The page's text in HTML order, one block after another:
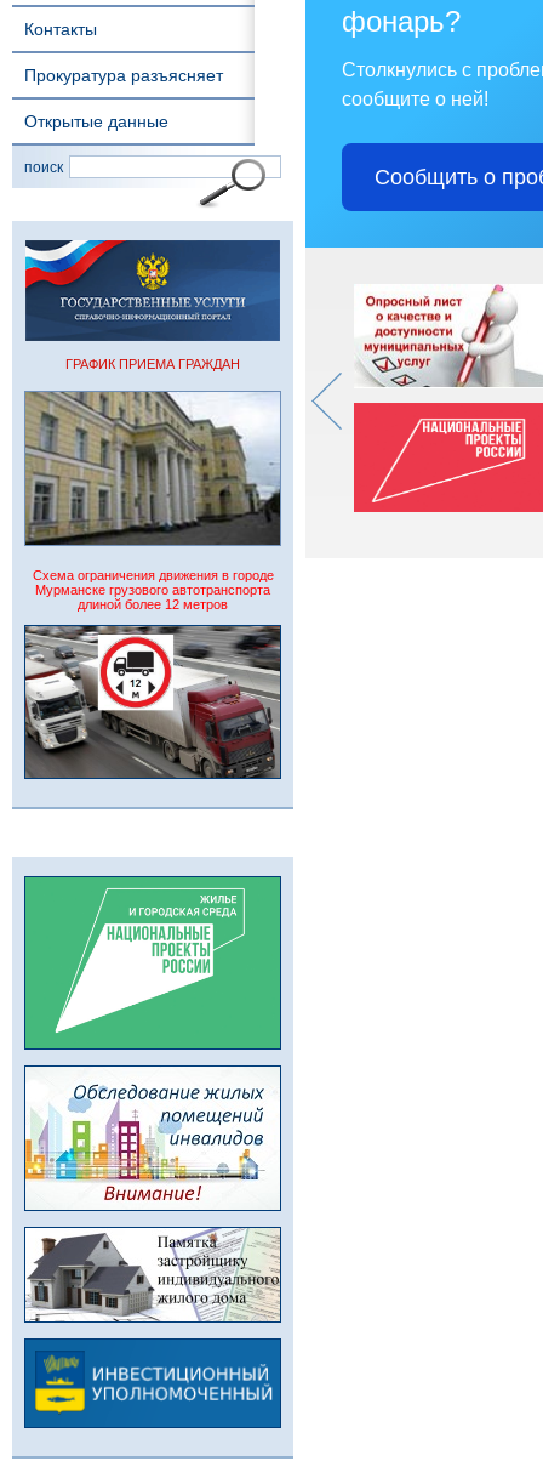
Контакты
Прокуратура разъясняет
Открытые данные
поиск
ГРАФИК ПРИЕМА ГРАЖДАН
Схема ограничения движения в городе
Мурманске грузового автотранспорта
длиной более 12 метров
фонарь?
Столкнулись с
сообщите о ней!
Сообщить о